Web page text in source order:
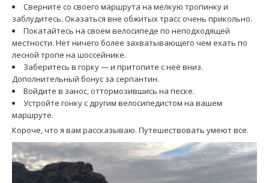
Сверните со своего маршрута на мелкую тропинку и
заблудитесь. Оказаться вне обжитых трасс очень прикольно.
Покатайтесь на своем велосипеде по неподходящей
местности. Нет ничего более захватывающего чем ехать по
лесной тропе на шоссейнике.
Заберитесь в горку — и притопите с неё вниз.
Дополнительный бонус за серпантин.
Войдите в занос, оттормозившись на песке.
Устройте гонку с другим велосипедистом на вашем
маршруте.
Короче, что я вам рассказываю. Путешествовать умеют все.